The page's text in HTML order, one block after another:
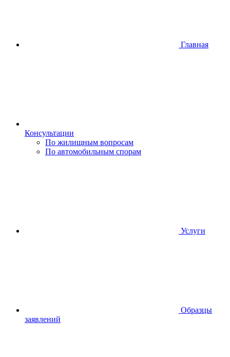
Главная
Консультации
По жилищным вопросам
По автомобильным спорам
Услуги
Образцы
заявлений